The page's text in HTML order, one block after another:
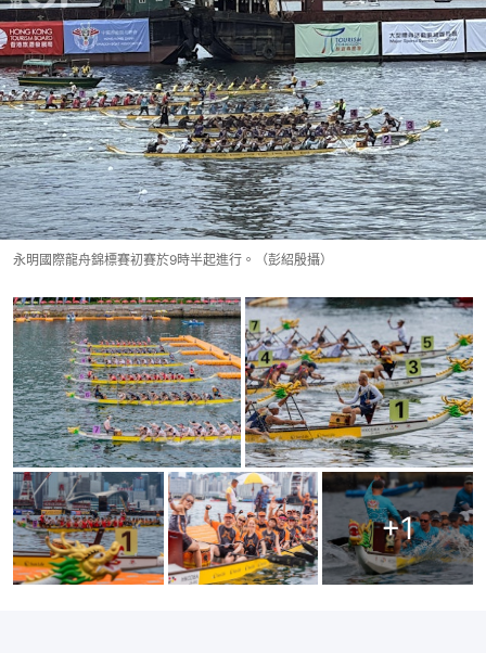
永明國際龍舟錦標賽初賽於9時半起進行。（彭紹殷攝）
+1